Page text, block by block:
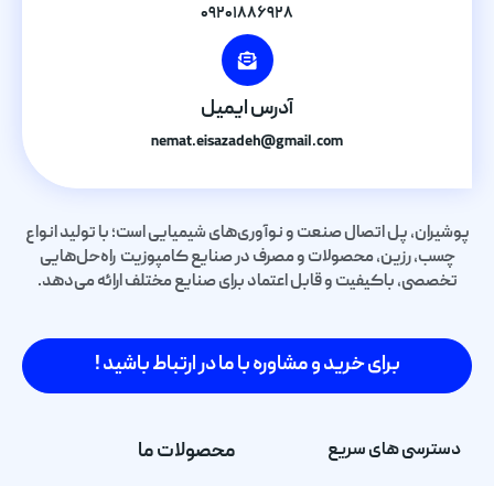
۰۹۲۰۱۸۸۶۹۲۸
آدرس ایمیل
nemat.eisazadeh@gmail.com
پوشیران، پل اتصال صنعت و نوآوری‌های شیمیایی است؛ با تولید انواع
چسب، رزین، محصولات و مصرف در صنایع کامپوزیت راه‌حل‌هایی
تخصصی، باکیفیت و قابل اعتماد برای صنایع مختلف ارائه می‌دهد.
برای خرید و مشاوره با ما در ارتباط باشید !
دسترسی های سریع محصولات ما